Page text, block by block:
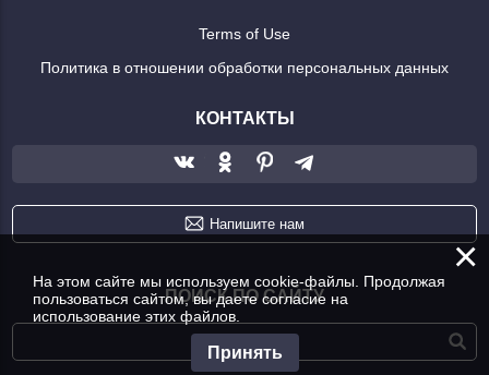
Terms of Use
Политика в отношении обработки персональных данных
КОНТАКТЫ
Напишите нам
ПОИСК ПО САЙТУ
×
На этом сайте мы используем cookie-файлы. Продолжая
пользоваться сайтом, вы даете согласие на
использование этих файлов.
Принять